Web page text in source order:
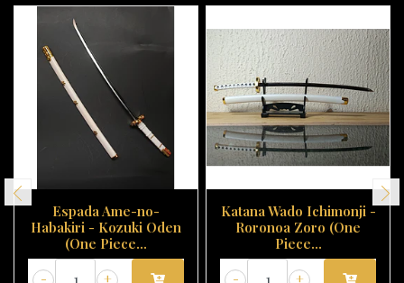
Espada Ame-no-
Habakiri - Kozuki Oden
(One Piece...
+
-
Katana Wado Ichimonji -
Roronoa Zoro (One
Piece...
+
-